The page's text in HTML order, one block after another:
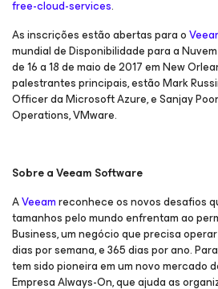
free-cloud-services.
As inscrições estão abertas para o
mundial de Disponibilidade para a
de 16 a 18 de maio de 2017 em New
palestrantes principais, estão Mark
Officer da Microsoft Azure, e Sanjay
Operations, VMware.
Sobre a Veeam Software
AVeeamreconhece os novos desafios
tamanhos pelo mundo enfrentam ao
Business, um negócio que precisa
dias por semana, e 365 dias por ano.
tem sido pioneira em um novo mercado
Empresa Always-On, que ajuda as